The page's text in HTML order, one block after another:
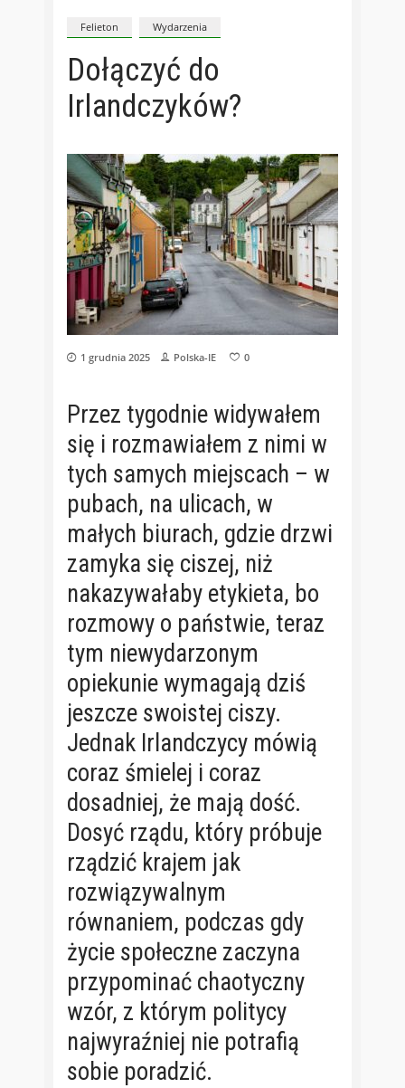
Felieton Wydarzenia
Dołączyć do
Irlandczyków?
1 grudnia 2025 Polska-IE 0
Przez tygodnie widywałem
się i rozmawiałem z nimi w
tych samych miejscach – w
pubach, na ulicach, w
małych biurach, gdzie drzwi
zamyka się ciszej, niż
nakazywałaby etykieta, bo
rozmowy o państwie, teraz
tym niewydarzonym
opiekunie wymagają dziś
jeszcze swoistej ciszy.
Jednak Irlandczycy mówią
coraz śmielej i coraz
dosadniej, że mają dość.
Dosyć rządu, który próbuje
rządzić krajem jak
rozwiązywalnym
równaniem, podczas gdy
życie społeczne zaczyna
przypominać chaotyczny
wzór, z którym politycy
najwyraźniej nie potrafią
sobie poradzić.